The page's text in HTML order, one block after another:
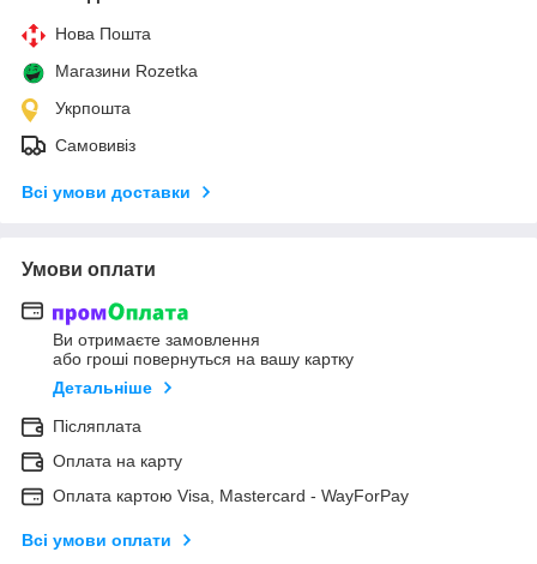
Нова Пошта
Магазини Rozetka
Укрпошта
Самовивіз
Всі умови доставки
Умови оплати
Ви отримаєте замовлення
або гроші повернуться на вашу картку
Детальніше
Післяплата
Оплата на карту
Оплата картою Visa, Mastercard - WayForPay
Всі умови оплати